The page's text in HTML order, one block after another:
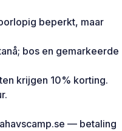
beperkt, maar
bos en gemarkeerde
krijgen 10% korting.
— betaling